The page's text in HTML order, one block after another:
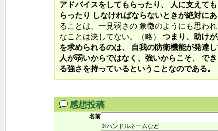
アドバイスをしてもらったり、 人に支えて
らったり しなければならないときが絶対に
ることは、一見弱さの 象徴のようにも思わ
なことは決してない。（略） つまり、助け
を求められるのは、 自我の防衛機能が発達
人が弱いからではなく、強いからこそ、 で
る強さを持っているということなのである。
感想投稿
名前
※ハンドルネームなど